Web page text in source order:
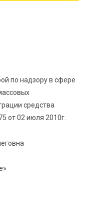
по надзору в сфере
средства
от 02 июля 2010г.